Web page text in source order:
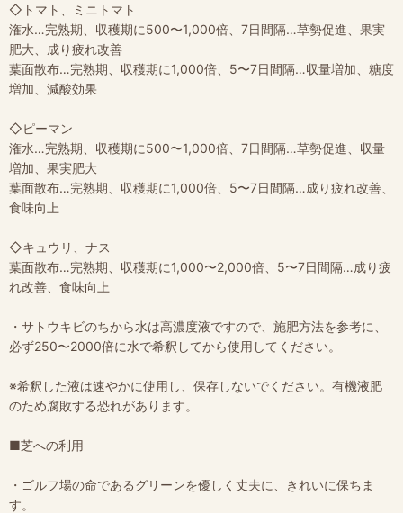
◇トマト、ミニトマト
潅水…完熟期、収穫期に500〜1,000倍、7日間隔…草勢促進、果実
肥大、成り疲れ改善
葉面散布…完熟期、収穫期に1,000倍、5〜7日間隔…収量増加、糖度
増加、減酸効果
◇ピーマン
潅水…完熟期、収穫期に500〜1,000倍、7日間隔…草勢促進、収量
増加、果実肥大
葉面散布…完熟期、収穫期に1,000倍、5〜7日間隔…成り疲れ改善、
食味向上
◇キュウリ、ナス
葉面散布…完熟期、収穫期に1,000〜2,000倍、5〜7日間隔…成り疲
れ改善、食味向上
・サトウキビのちから水は高濃度液ですので、施肥方法を参考に、
必ず250〜2000倍に水で希釈してから使用してください。
※希釈した液は速やかに使用し、保存しないでください。有機液肥
のため腐敗する恐れがあります。
■芝への利用
・ゴルフ場の命であるグリーンを優しく丈夫に、きれいに保ちま
す。